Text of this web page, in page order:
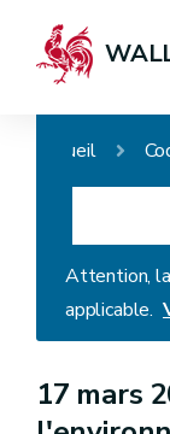
Accueil
Attention,
applicable.
17 mars